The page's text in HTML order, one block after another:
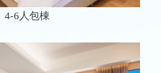
4-6人包棟